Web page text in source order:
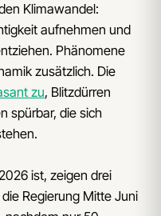
Klimawandel:
aufnehmen und
Phänomene
zusätzlich. Die
zu, Blitzdürren
spürbar, die sich
ist, zeigen drei
Regierung Mitte Juni